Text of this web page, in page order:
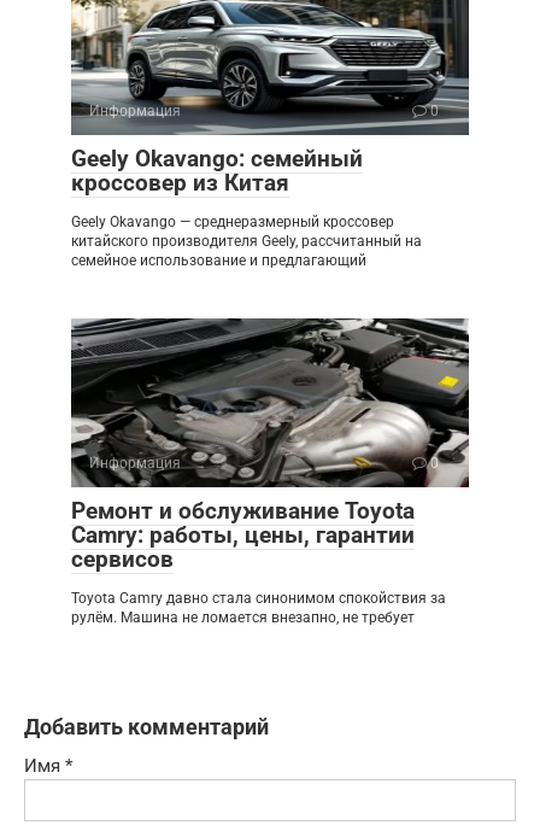
Информация 0
Geely Okavango: семейный
кроссовер из Китая
Geely Okavango — среднеразмерный кроссовер
китайского производителя Geely, рассчитанный на
семейное использование и предлагающий
Информация 0
Ремонт и обслуживание Toyota
Camry: работы, цены, гарантии
сервисов
Toyota Camry давно стала синонимом спокойствия за
рулём. Машина не ломается внезапно, не требует
Добавить комментарий
Имя *